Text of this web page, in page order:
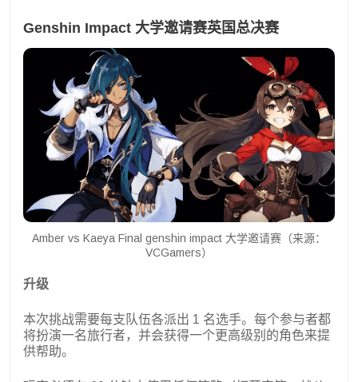
Genshin Impact 大学邀请赛英国总决赛
Amber vs Kaeya Final genshin impact 大学邀请赛（来源：
VCGamers）
升级
本次挑战需要每支队伍各派出 1 名选手。每个参与者都
将扮演一名旅行者，并会获得一个更高级别的角色来提
供帮助。